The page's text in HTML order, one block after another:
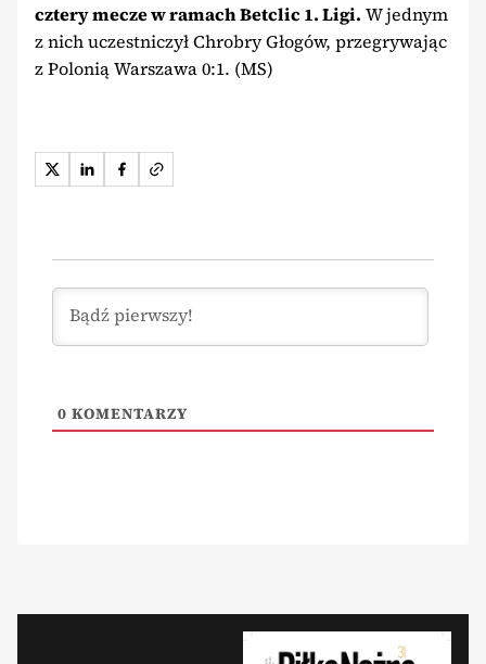
cztery mecze w ramach Betclic 1. Ligi. W jednym
z nich uczestniczył Chrobry Głogów, przegrywając
z Polonią Warszawa 0:1. (MS)
0 KOMENTARZY